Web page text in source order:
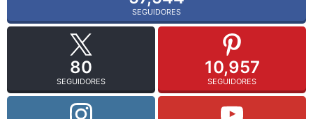
SEGUIDORES
80
SEGUIDORES
10,957
SEGUIDORES